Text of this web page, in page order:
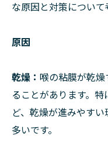
な原因と対策について
原因
乾燥： 喉の粘膜が乾
ることがあります。
ど、乾燥が進みやす
多いです。